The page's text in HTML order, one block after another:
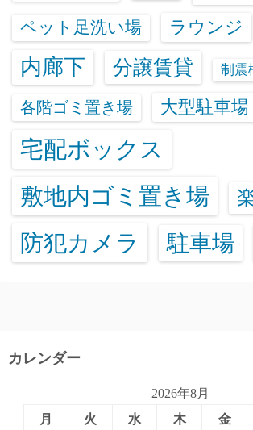
ペット足洗い場 ラウンジ
内廊下 分譲賃貸 制震
各階ゴミ置き場 大型駐車場
宅配ボックス
敷地内ゴミ置き場
防犯カメラ 駐車場
カレンダー
2026年8月
月
火 水 木 金